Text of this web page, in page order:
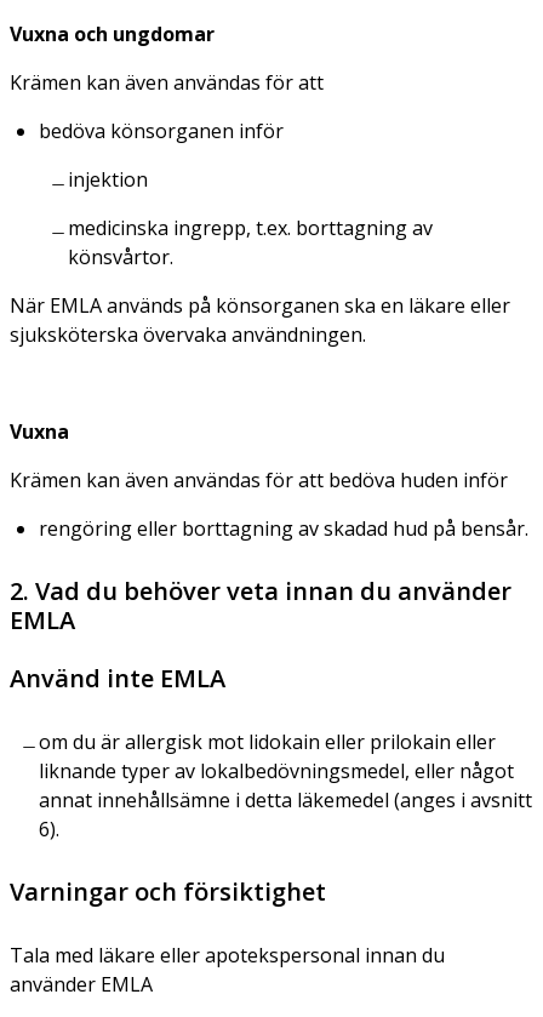
Vuxna och ungdomar
Krämen kan även användas för att
bedöva könsorganen inför
injektion
medicinska ingrepp, t.ex. borttagning av
könsvårtor.
När EMLA används på könsorganen ska en läkare eller
sjuksköterska övervaka användningen.
Vuxna
Krämen kan även användas för att bedöva huden inför
rengöring eller borttagning av skadad hud på bensår.
2. Vad du behöver veta innan du använder
EMLA
Använd inte EMLA
om du är allergisk mot lidokain eller prilokain eller
liknande typer av lokalbedövningsmedel, eller något
annat innehållsämne i detta läkemedel (anges i avsnitt
6).
Varningar och försiktighet
Tala med läkare eller apotekspersonal innan du
använder EMLA